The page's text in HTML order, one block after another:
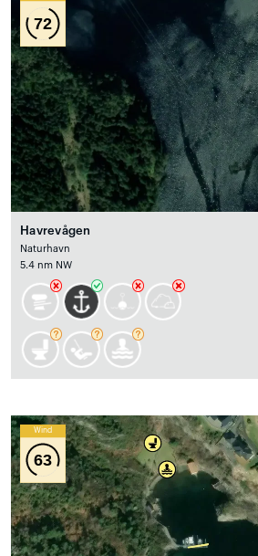
72
Havrevågen
Naturhavn
5.4 nm NW
Wind
63